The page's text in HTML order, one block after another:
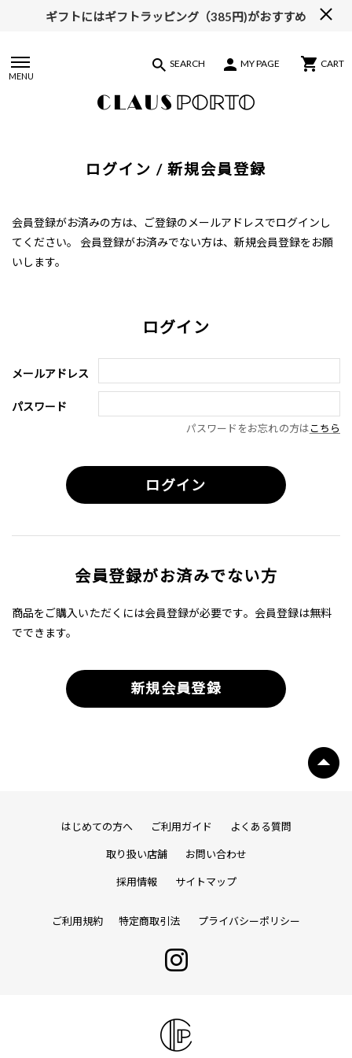
ギフトにはギフトラッピング（385円)がおすすめ
MENU
SEARCH MY PAGE CART
ログイン / 新規会員登録
会員登録がお済みの方は、ご登録のメールアドレスでログインし
てください。
会員登録がお済みでない方は、新規会員登録をお願
いします。
ログイン
メールアドレス
パスワード
パスワードをお忘れの方はこちら
会員登録がお済みでない方
商品をご購入いただくには会員登録が必要です。会員登録は無料
でできます。
新規会員登録
はじめての方へ ご利用ガイド よくある質問
取り扱い店舗 お問い合わせ
採用情報 サイトマップ
ご利用規約 特定商取引法 プライバシーポリシー